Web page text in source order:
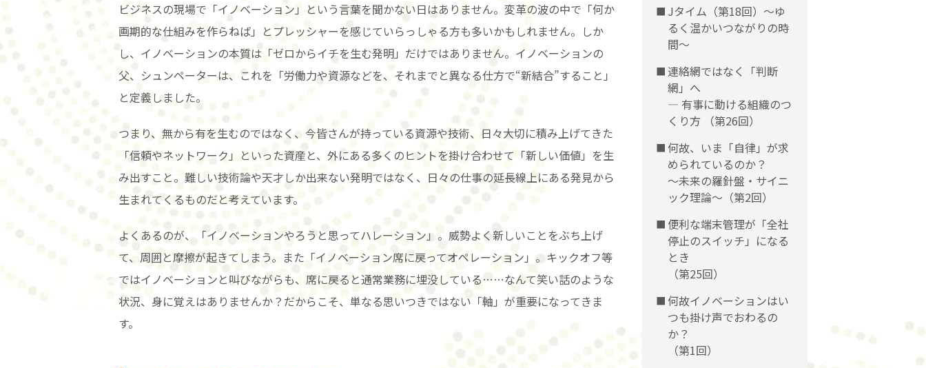
ビジネスの現場で「イノベーション」という言葉を聞かない日はありません。変革の波の中で「何か
画期的な仕組みを作らねば」とプレッシャーを感じていらっしゃる方も多いかもしれません。しか
し、イノベーションの本質は「ゼロからイチを生む発明」だけではありません。イノベーションの
父、シュンペーターは、これを「労働力や資源などを、それまでと異なる仕方で“新結合”すること」
と定義しました。
つまり、無から有を生むのではなく、今皆さんが持っている資源や技術、日々大切に積み上げてきた
「信頼やネットワーク」といった資産と、外にある多くのヒントを掛け合わせて「新しい価値」を生
み出すこと。難しい技術論や天才しか出来ない発明ではなく、日々の仕事の延長線上にある発見から
生まれてくるものだと考えています。
よくあるのが、「イノベーションやろうと思ってハレーション」。威勢よく新しいことをぶち上げ
て、周囲と摩擦が起きてしまう。また「イノベーション席に戻ってオペレーション」。キックオフ等
ではイノベーションと叫びながらも、席に戻ると通常業務に埋没している……なんて笑い話のような
状況、身に覚えはありませんか？だからこそ、単なる思いつきではない「軸」が重要になってきま
す。
Jタイム（第18回）～ゆ
るく温かいつながりの時
間～
連絡網ではなく「判断
網」へ
― 有事に動ける組織のつ
くり方 （第26回）
何故、いま「自律」が求
められているのか？
～未来の羅針盤・サイニ
ック理論～（第2回）
便利な端末管理が「全社
停止のスイッチ」になる
とき
（第25回）
何故イノベーションはい
つも掛け声でおわるの
か？
（第1回）